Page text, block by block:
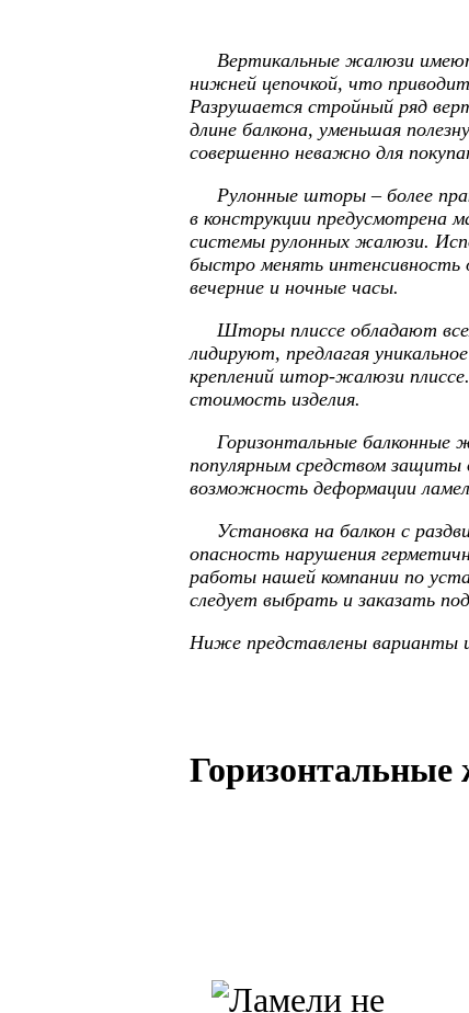
Вертикальные жалюзи имеют
нижней цепочкой, что
Разрушается стройный ряд
длине балкона, уменьшая
совершенно неважно для
Рулонные шторы – более
в конструкции предусмотрена
системы рулонных жалюзи.
быстро менять интенсивность
вечерние и ночные часы.
Шторы плиссе обладают
лидируют, предлагая
креплений штор-жалюзи
стоимость изделия.
Горизонтальные балконные
популярным средством
возможность деформации
Установка на балкон с
опасность нарушения
работы нашей компании по
следует выбрать и заказать
Ниже представлены варианты